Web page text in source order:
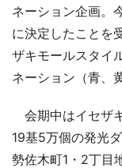
ネーション企画。
に決定したことを
ザキモールスタイ
ネーション（青、
会期中はイセザ
19基5万個の発光
勢佐木町1・2丁目